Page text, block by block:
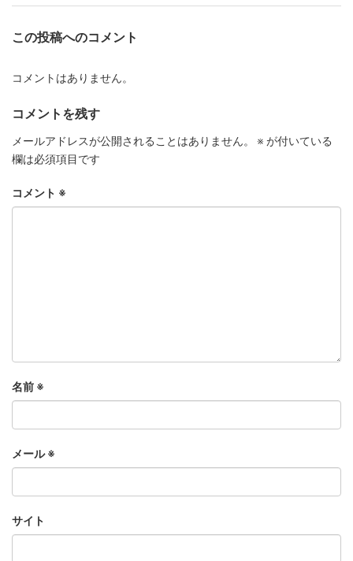
この投稿へのコメント
コメントはありません。
コメントを残す
メールアドレスが公開されることはありません。 ※ が付いている
欄は必須項目です
コメント ※
名前 ※
メール※
サイト